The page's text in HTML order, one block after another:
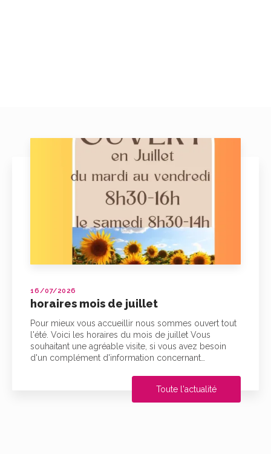
16/07/2026
horaires mois de juillet
Pour mieux vous accueillir nous sommes ouvert tout
l'été. Voici les horaires du mois de juillet Vous
souhaitant une agréable visite, si vous avez besoin
d'un complément d'information concernant…
Toute l'actualité